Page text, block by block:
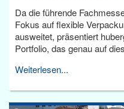
Da die führende
Fokus auf flexible
ausweitet, präsentiert
Portfolio, das genau auf
Weiterlesen...